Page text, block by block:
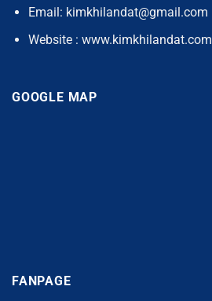
Email: kimkhilandat@gmail.com
Website : www.kimkhilandat.com
GOOGLE MAP
FANPAGE